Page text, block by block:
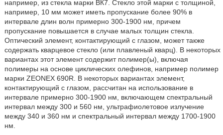
например, из стекла марки ВК7. Стекло этой марки с толщиной,
например, 10 мм может иметь пропускание более 90% в
интервале длин волн примерно 300-1900 нм, причем
пропускание повышается в случае малых толщин стекла.
Оптический элемент, контактирующий с глазом, может также
содержать кварцевое стекло (или плавленый кварц). В некоторых
вариантах этот элемент содержит полимер(ы), включая
полимеры на основе циклических олефинов, например полимер
марки ZEONEX 690R. В некоторых вариантах элемент,
контактирующий с глазом, рассчитан на использование в
интервале примерно 300-1900 нм, включающем спектральный
интервал между 300 и 560 нм, ультрафиолетовое излучение
между 340 и 360 нм и спектральный интервал между 1700-1900
нм.